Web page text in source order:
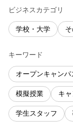
ビジネスカテゴリ
学校・大学
キーワード
オープンキャンパ
模擬授業 キ
学生スタッフ